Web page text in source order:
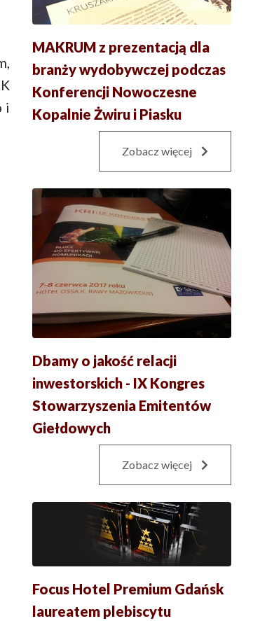
i
MAKRUM z prezentacją dla
branży wydobywczej podczas
Konferencji Nowoczesne
Kopalnie Żwiru i Piasku
Zobacz więcej
Dbamy o jakość relacji
inwestorskich - IX Kongres
Stowarzyszenia Emitentów
Giełdowych
Zobacz więcej
Focus Hotel Premium Gdańsk
laureatem plebiscytu